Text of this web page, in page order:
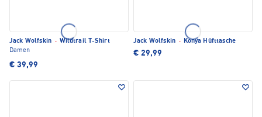
Jack Wolfskin · Wildtrail T-Shirt
Damen
€ 39,99
Jack Wolfskin · Konya Hüfttasche
€ 29,99